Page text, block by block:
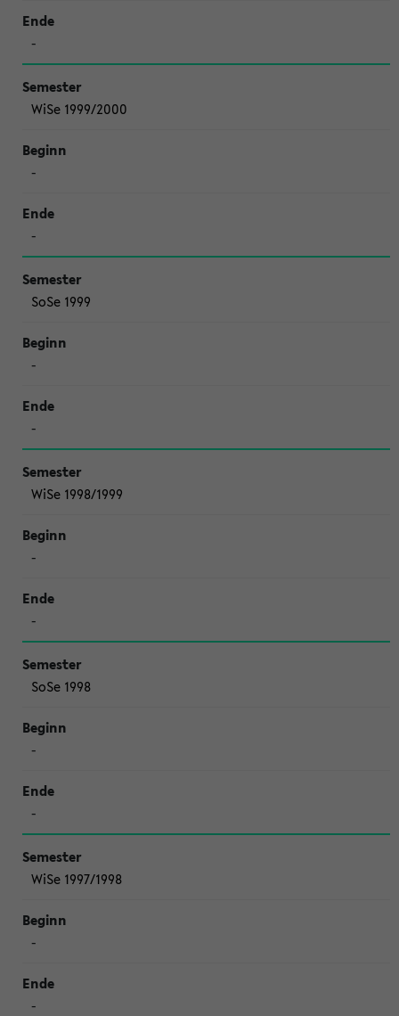
-
WiSe 1999/2000
-
-
SoSe 1999
-
-
WiSe 1998/1999
-
-
SoSe 1998
-
-
WiSe 1997/1998
-
-